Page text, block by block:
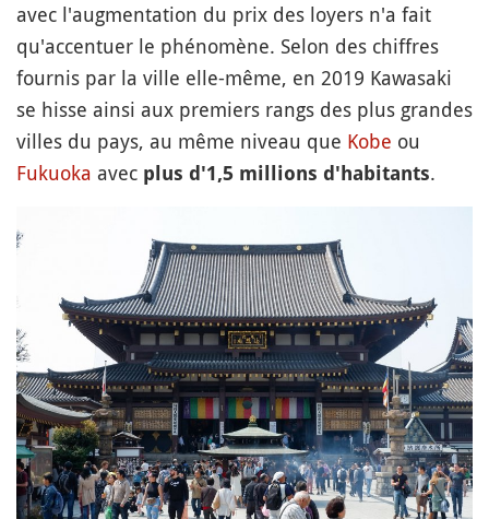
avec l'augmentation du prix des loyers n'a fait
qu'accentuer le phénomène. Selon des chiffres
fournis par la ville elle-même, en 2019 Kawasaki
se hisse ainsi aux premiers rangs des plus grandes
villes du pays, au même niveau que Kobe ou
Fukuoka avec plus d'1,5 millions d'habitants.